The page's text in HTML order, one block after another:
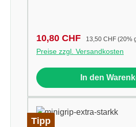
Verkaufspreis:
10,80 CHF Regulärer Preis:
13,50 CHF (20%
Preise zzgl. Versandkosten
In den
Tipp